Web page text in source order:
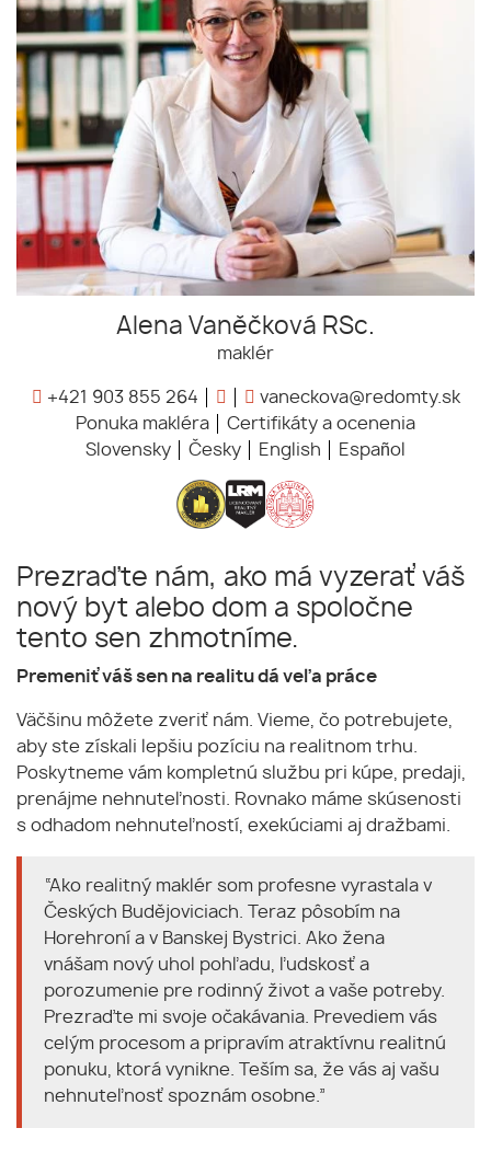
Alena Vaněčková RSc.
maklér
+421 903 855 264
vaneckova@redomty.sk
Ponuka makléra
Certifikáty a ocenenia
Slovensky
Česky English Español
Prezraďte nám, ako má vyzerať váš
nový byt alebo dom a spoločne
tento sen zhmotníme.
Premeniť váš sen na realitu dá veľa práce
Väčšinu môžete zveriť nám. Vieme, čo potrebujete,
aby ste získali lepšiu pozíciu na realitnom trhu.
Poskytneme vám kompletnú službu pri kúpe, predaji,
prenájme nehnuteľnosti. Rovnako máme skúsenosti
s odhadom nehnuteľností, exekúciami aj dražbami.
“Ako realitný maklér som profesne vyrastala v
Českých Budějoviciach. Teraz pôsobím na
Horehroní a v Banskej Bystrici. Ako žena
vnášam nový uhol pohľadu, ľudskosť a
porozumenie pre rodinný život a vaše potreby.
Prezraďte mi svoje očakávania. Prevediem vás
celým procesom a pripravím atraktívnu realitnú
ponuku, ktorá vynikne. Teším sa, že vás aj vašu
nehnuteľnosť spoznám osobne.”